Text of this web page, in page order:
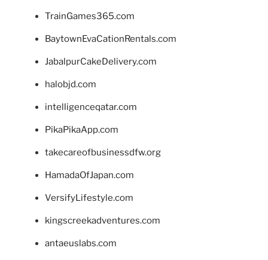
TrainGames365.com
BaytownEvaCationRentals.com
JabalpurCakeDelivery.com
halobjd.com
intelligenceqatar.com
PikaPikaApp.com
takecareofbusinessdfw.org
HamadaOfJapan.com
VersifyLifestyle.com
kingscreekadventures.com
antaeuslabs.com